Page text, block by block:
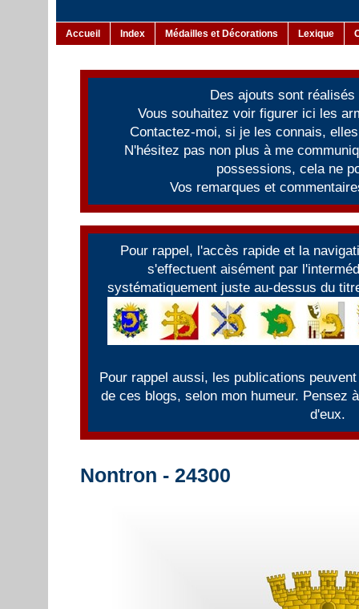
Accueil Index Médailles et Décorations Lexique
Des ajouts sont
Vous souhaitez voir figurer ici les
Contactez-moi, si je les connais,
N'hésitez pas non plus à me
possessions, cela ne
Vos remarques et
Pour rappel, l'accès rapide et la
s'effectuent aisément par
systématiquement juste au-dessus du
Pour rappel aussi, les publications
de ces blogs, selon mon humeur. Pensez
d'eux.
Nontron - 24300